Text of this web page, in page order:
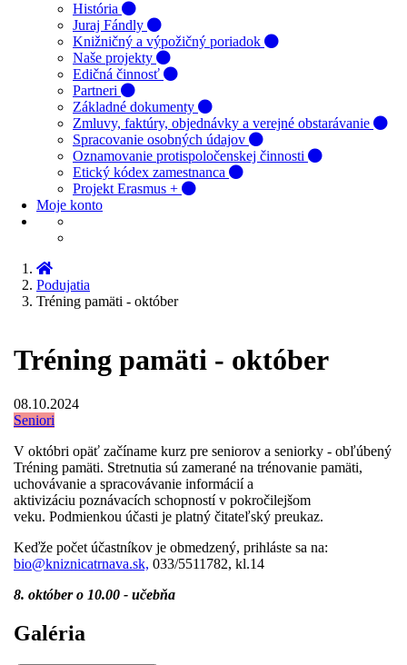
História
Juraj Fándly
Knižničný a výpožičný poriadok
Naše projekty
Edičná činnosť
Partneri
Základné dokumenty
Zmluvy, faktúry, objednávky a verejné obstarávanie
Spracovanie osobných údajov
Oznamovanie protispoločenskej činnosti
Etický kódex zamestnanca
Projekt Erasmus +
Moje konto
Podujatia
Tréning pamäti - október
Tréning pamäti - október
08.10.2024
Seniori
V októbri opäť začíname kurz pre seniorov a seniorky - obľúbený
Tréning pamäti. Stretnutia sú zamerané na trénovanie pamäti,
uchovávanie a spracovávanie informácií a
aktivizáciu poznávacích schopností v pokročilejšom
veku. Podmienkou účasti je platný čitateľský preukaz.
Keďže počet účastníkov je obmedzený, prihláste sa na:
bio@kniznicatrnava.sk, 033/5511782, kl.14
8. október o 10.00 - učebňa
Galéria